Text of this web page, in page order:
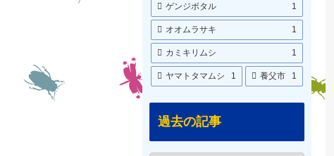
ゲンジボタル 1
オオムラサキ 1
カミキリムシ 1
ヤマトタマムシ 1 養父市 1
過去の記事